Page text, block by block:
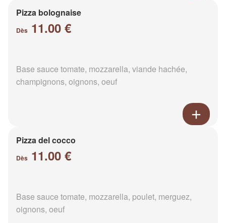
Pizza bolognaise
Dès 11.00 €
Base sauce tomate, mozzarella, viande hachée,
champignons, oignons, oeuf
Pizza del cocco
Dès 11.00 €
Base sauce tomate, mozzarella, poulet, merguez,
oignons, oeuf